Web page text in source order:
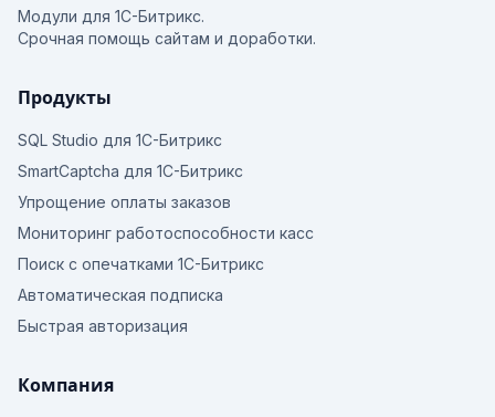
Модули для 1С-Битрикс.
Срочная помощь сайтам и доработки.
Продукты
SQL Studio для 1С-Битрикс
SmartCaptcha для 1С-Битрикс
Упрощение оплаты заказов
Мониторинг работоспособности касс
Поиск с опечатками 1С-Битрикс
Автоматическая подписка
Быстрая авторизация
Компания